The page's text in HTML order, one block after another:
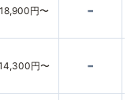
18,900円〜 -
円〜 -